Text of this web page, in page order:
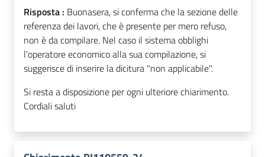
Risposta : Buonasera, si conferma che la sezione delle
referenza dei lavori, che è presente per mero refuso,
non è da compilare. Nel caso il sistema obblighi
l'operatore economico alla sua compilazione, si
suggerisce di inserire la dicitura "non applicabile".
Si resta a disposizione per ogni ulteriore chiarimento.
Cordiali saluti